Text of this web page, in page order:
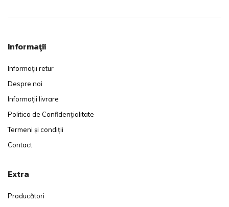
Informaţii
Informații retur
Despre noi
Informații livrare
Politica de Confidențialitate
Termeni și condiții
Contact
Extra
Producători